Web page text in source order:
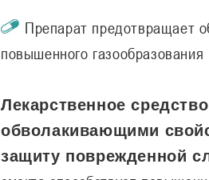
Препарат предотвращает
повышенного
Лекарственное
обволакивающими
защиту поврежденной